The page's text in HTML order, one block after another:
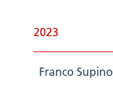
2023
Franco Supino